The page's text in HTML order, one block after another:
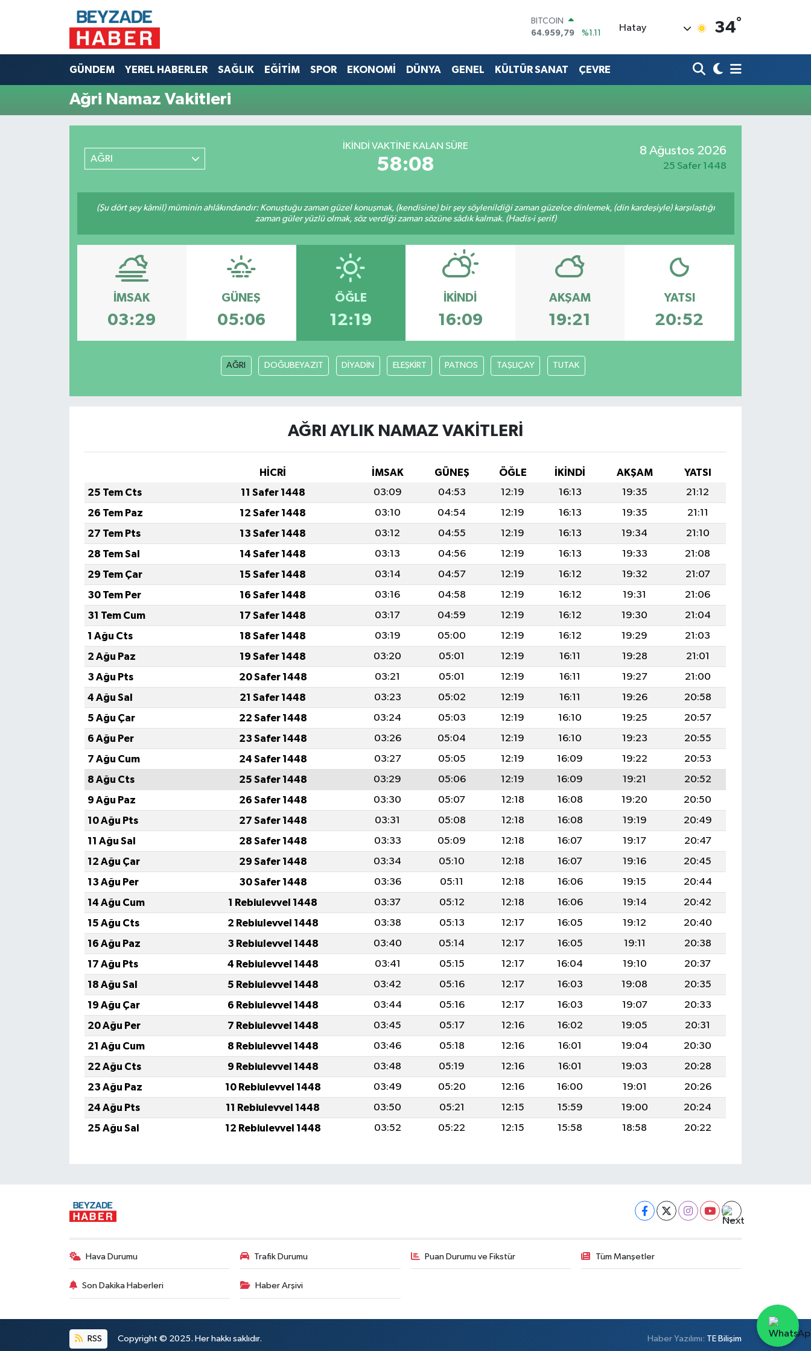
BITCOIN
64.959,79
%1.11
EURO
GRAM ALTIN
Hatay 34°
GÜNDEM YEREL HABERLER SAĞLIK EĞİTİM SPOR EKONOMİ DÜNYA GENEL KÜLTÜR SANAT ÇEVRE
Ağri Namaz Vakitleri
AĞRI
İKINDI VAKTINE KALAN SÜRE
58:08
8 Ağustos 2026
25 Safer 1448
(Şu dört şey kâmil) müminin ahlâkındandır: Konuştuğu zaman güzel konuşmak, (kendisine) bir şey söylenildiği zaman güzelce dinlemek, (din kardeşiyle) karşılaştığı
zaman güler yüzlü olmak, söz verdiği zaman sözüne sâdık kalmak. (Hadis-i şerif)
İMSAK
03:29
GÜNEŞ
05:06
ÖĞLE
12:19
İKINDI
16:09
AKŞAM
19:21
YATSI
20:52
AĞRI DOĞUBEYAZIT DİYADİN ELEŞKİRT PATNOS TAŞLIÇAY TUTAK
AĞRI AYLIK NAMAZ VAKITLERI
HİCRİ İMSAK GÜNEŞ ÖĞLE İKINDI AKŞAM
YATSI
25 Tem Cts
11 Safer 1448 03:09 04:53 12:19 16:13 19:35
21:12
26 Tem Paz
12 Safer 1448 03:10 04:54 12:19 16:13 19:35
21:11
27 Tem Pts
13 Safer 1448 03:12 04:55 12:19 16:13 19:34
21:10
28 Tem Sal
14 Safer 1448 03:13 04:56 12:19 16:13 19:33
21:08
29 Tem Çar
15 Safer 1448 03:14 04:57 12:19 16:12 19:32
21:07
30 Tem Per
16 Safer 1448 03:16 04:58 12:19 16:12 19:31
21:06
31 Tem Cum
17 Safer 1448 03:17 04:59 12:19 16:12 19:30
21:04
1 Ağu Cts
18 Safer 1448 03:19 05:00 12:19 16:12 19:29
21:03
2 Ağu Paz
19 Safer 1448 03:20 05:01 12:19 16:11 19:28
21:01
3 Ağu Pts
20 Safer 1448 03:21 05:01 12:19 16:11 19:27
21:00
4 Ağu Sal
21 Safer 1448 03:23 05:02 12:19 16:11 19:26
20:58
5 Ağu Çar
22 Safer 1448 03:24 05:03 12:19 16:10 19:25
20:57
6 Ağu Per
23 Safer 1448 03:26 05:04 12:19 16:10 19:23
20:55
7 Ağu Cum
24 Safer 1448 03:27 05:05 12:19 16:09 19:22
20:53
8 Ağu Cts
25 Safer 1448 03:29 05:06 12:19 16:09 19:21
20:52
9 Ağu Paz
26 Safer 1448 03:30 05:07 12:18 16:08 19:20
20:50
10 Ağu Pts
27 Safer 1448 03:31 05:08 12:18 16:08 19:19
20:49
11 Ağu Sal
28 Safer 1448 03:33 05:09 12:18 16:07 19:17
20:47
12 Ağu Çar
29 Safer 1448 03:34 05:10 12:18 16:07 19:16
20:45
13 Ağu Per
30 Safer 1448 03:36 05:11 12:18 16:06 19:15
20:44
14 Ağu Cum
1 Rebiulevvel 1448 03:37 05:12 12:18 16:06 19:14
20:42
15 Ağu Cts
2 Rebiulevvel 1448 03:38 05:13 12:17 16:05 19:12
20:40
16 Ağu Paz
3 Rebiulevvel 1448 03:40 05:14 12:17 16:05 19:11
20:38
17 Ağu Pts
4 Rebiulevvel 1448 03:41 05:15 12:17 16:04 19:10
20:37
18 Ağu Sal
5 Rebiulevvel 1448 03:42 05:16 12:17 16:03 19:08
20:35
19 Ağu Çar
6 Rebiulevvel 1448 03:44 05:16 12:17 16:03 19:07
20:33
20 Ağu Per
7 Rebiulevvel 1448 03:45 05:17 12:16 16:02 19:05
20:31
21 Ağu Cum
8 Rebiulevvel 1448 03:46 05:18 12:16 16:01 19:04
20:30
22 Ağu Cts
9 Rebiulevvel 1448 03:48 05:19 12:16 16:01 19:03
20:28
23 Ağu Paz
10 Rebiulevvel 1448 03:49 05:20 12:16 16:00 19:01
20:26
24 Ağu Pts
11 Rebiulevvel 1448 03:50 05:21 12:15 15:59 19:00
20:24
25 Ağu Sal
12 Rebiulevvel 1448 03:52 05:22 12:15 15:58 18:58 20:22
Hava Durumu Trafik Durumu Puan Durumu ve Fikstür Tüm Manşetler
Son Dakika Haberleri Haber Arşivi
RSS Copyright © 2025. Her hakkı saklıdır. Haber Yazılımı: TE Bilişim
Hava Durumu
Trafik Durumu
Süper Lig Puan Durumu ve Fikstür
Son Dakika Haberleri